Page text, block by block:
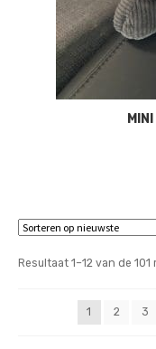
Resultaat 1–12 van de
1
2 3